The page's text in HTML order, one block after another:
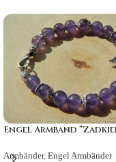
Engel Armband
Armbänder, Engel Armbänder